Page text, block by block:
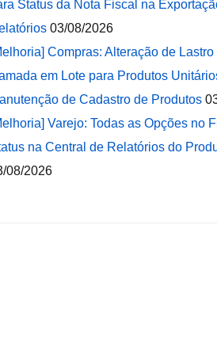
Status da Nota Fiscal na
03/08/2026
Compras: Alteração de Lastro
em Lote para Produtos
de Cadastro de Produtos
Varejo: Todas as Opções no
na Central de Relatórios do
08/2026